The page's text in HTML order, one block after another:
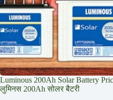
Luminous 200Ah Solar Battery
लुमिनस 200Ah सोलर बैटरी